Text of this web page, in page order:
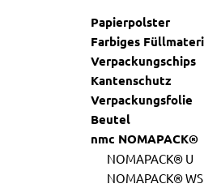
Papierpolster
Farbiges
Verpackungschips
Kantenschutz
Verpackungsfolie
Beutel
nmc NOMAPACK®
NOMAPACK® U
NOMAPACK® WS